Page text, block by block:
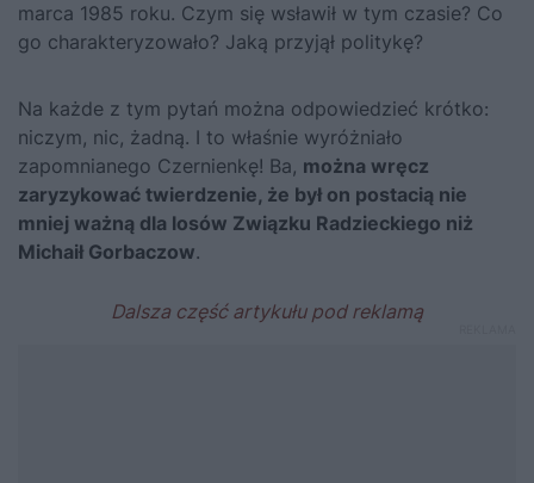
marca 1985 roku. Czym się wsławił w tym czasie? Co
go charakteryzowało? Jaką przyjął politykę?
Na każde z tym pytań można odpowiedzieć krótko:
niczym, nic, żadną. I to właśnie wyróżniało
zapomnianego Czernienkę! Ba, można wręcz
zaryzykować twierdzenie, że był on postacią nie
mniej ważną dla losów Związku Radzieckiego niż
Michaił Gorbaczow.